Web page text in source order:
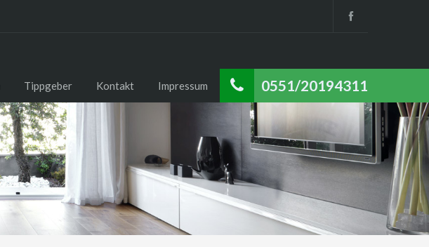
0551/20194311
Tippgeber Kontakt Impressum